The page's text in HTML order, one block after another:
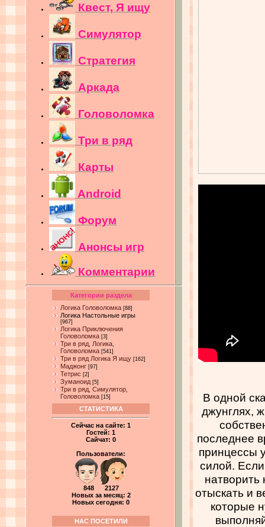
Квест, Я ищу
Симулятор
Стратегия
Аркада
Головоломка
Три в ряд
Карты
Android
Форум
Анонсы игр
Комментарии
Категории раздела
Логика Головоломка [88]
Логика Настольные игры
[967]
Логика Приключения
Головоломка [3]
Три в ряд, Логика,
Головоломка [541]
Три в ряд Логика Я ищу [162]
Маджонг [97]
Тетрис [2]
Зуманоид [5]
Три в ряд, Симулятор,
Головоломка [15]
СТАТИСТИКА
Сейчас на сайте: 1
Гостей: 1
Сайчат: 0
Пользователи:
848 2127
Новых за месяц: 2
Новых сегодня: 0
НАС ПОСЕТИЛИ
В одной
джунглях,
последнее
принцессы
силой.
отыскать и
которые